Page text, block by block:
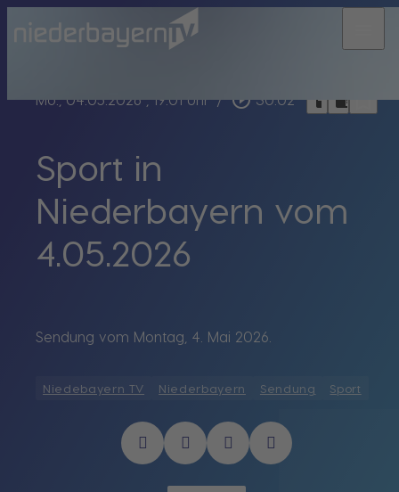
Mo., 04.05.2026, 19:01 Uhr / play_circle_outline 30:02 headphones chrome_reader_mode
Sport in
Niederbayern vom
4.05.2026
Sendung vom Montag, 4. Mai 2026.
Niedebayern TV Niederbayern Sendung Sport